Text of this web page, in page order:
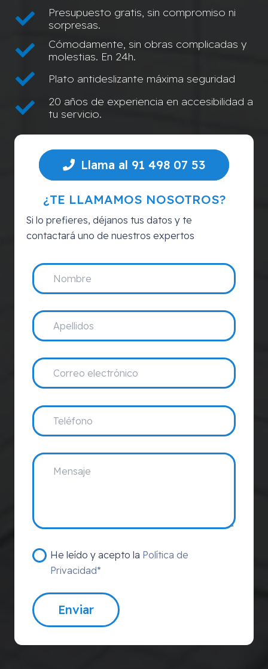
Presupuesto gratis, sin compromiso ni
sorpresas.
Cómodamente, sin obras complicadas y
molestias. En 24h.
Plato antideslizante máxima seguridad
20 años de experiencia en accesibilidad a
tu servicio.
Llama al 91 498 07 53
¿TE LLAMAMOS NOSOTROS?
Si lo prefieres, déjanos tus datos y te
contactará uno de nuestros expertos
He leído y acepto la Política de
Privacidad*